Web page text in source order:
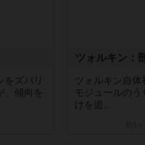
をズバリ
、傾向を
ツォルキン：
ツォルキン自
モジュールの
けを追...